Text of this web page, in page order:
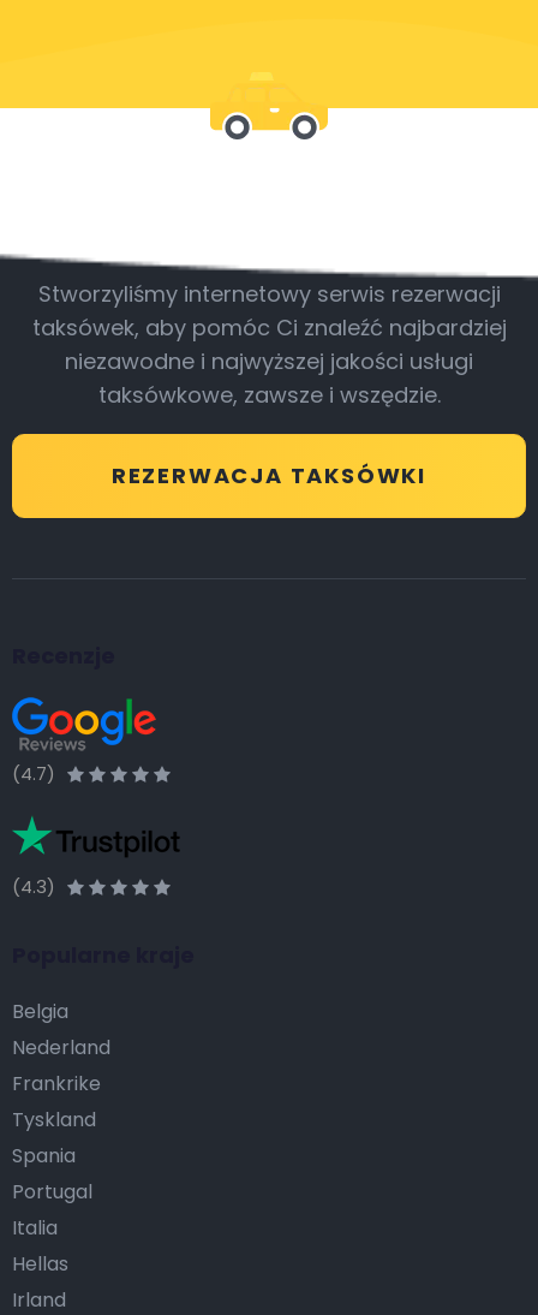
Stworzyliśmy internetowy serwis rezerwacji
taksówek, aby pomóc Ci znaleźć najbardziej
niezawodne i najwyższej jakości usługi
taksówkowe, zawsze i wszędzie.
REZERWACJA TAKSÓWKI
(4.7)
(4.3)
Belgia
Nederland
Frankrike
Tyskland
Spania
Portugal
Italia
Hellas
Irland